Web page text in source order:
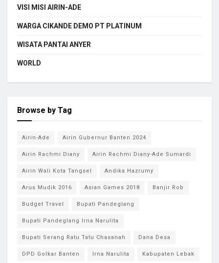
VISI MISI AIRIN-ADE
WARGA CIKANDE DEMO PT PLATINUM
WISATA PANTAI ANYER
WORLD
Browse by Tag
Airin-Ade Airin Gubernur Banten 2024
Airin Rachmi Diany Airin Rachmi Diany-Ade Sumardi
Airin Wali Kota Tangsel Andika Hazrumy
Arus Mudik 2016 Asian Games 2018 Banjir Rob
Budget Travel Bupati Pandeglang
Bupati Pandeglang Irna Narulita
Bupati Serang Ratu Tatu Chasanah Dana Desa
DPD Golkar Banten Irna Narulita Kabupaten Lebak